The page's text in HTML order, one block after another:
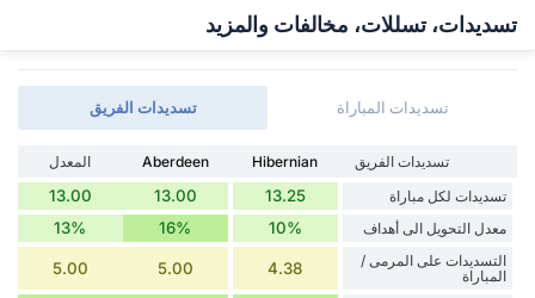
تسديدات، تسللات، مخالفات والمزيد
تسديدات الفريق تسديدات المباراة
تسديدات الفريق Hibernian
Aberdeen
المعدل
تسديدات لكل مباراة
13.25
13.00
13.00
معدل التحويل الى أهداف 10%
16%
13%
التسديدات على المرمى /
المباراة
4.38
5.00
5.00